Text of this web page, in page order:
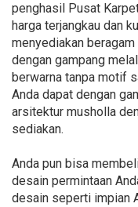
penghasil Pusat
harga terjangkau dan
menyediakan
dengan gampang
berwarna tanpa motif
Anda dapat dengan
arsitektur musholla
sediakan.
Anda pun bisa
desain permintaan
desain seperti impian